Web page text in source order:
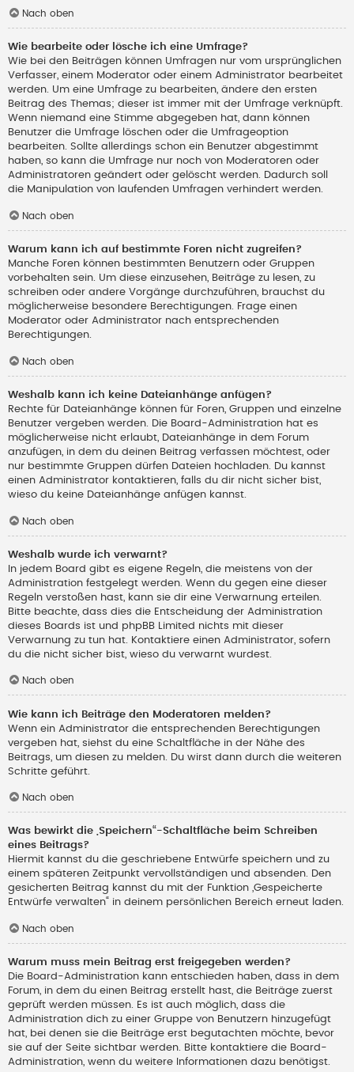
Nach oben
Wie bearbeite oder lösche ich eine Umfrage?
Wie bei den Beiträgen können Umfragen nur vom ursprünglichen
Verfasser, einem Moderator oder einem Administrator bearbeitet
werden. Um eine Umfrage zu bearbeiten, ändere den ersten
Beitrag des Themas; dieser ist immer mit der Umfrage verknüpft.
Wenn niemand eine Stimme abgegeben hat, dann können
Benutzer die Umfrage löschen oder die Umfrageoption
bearbeiten. Sollte allerdings schon ein Benutzer abgestimmt
haben, so kann die Umfrage nur noch von Moderatoren oder
Administratoren geändert oder gelöscht werden. Dadurch soll
die Manipulation von laufenden Umfragen verhindert werden.
Nach oben
Warum kann ich auf bestimmte Foren nicht zugreifen?
Manche Foren können bestimmten Benutzern oder Gruppen
vorbehalten sein. Um diese einzusehen, Beiträge zu lesen, zu
schreiben oder andere Vorgänge durchzuführen, brauchst du
möglicherweise besondere Berechtigungen. Frage einen
Moderator oder Administrator nach entsprechenden
Berechtigungen.
Nach oben
Weshalb kann ich keine Dateianhänge anfügen?
Rechte für Dateianhänge können für Foren, Gruppen und einzelne
Benutzer vergeben werden. Die Board-Administration hat es
möglicherweise nicht erlaubt, Dateianhänge in dem Forum
anzufügen, in dem du deinen Beitrag verfassen möchtest, oder
nur bestimmte Gruppen dürfen Dateien hochladen. Du kannst
einen Administrator kontaktieren, falls du dir nicht sicher bist,
wieso du keine Dateianhänge anfügen kannst.
Nach oben
Weshalb wurde ich verwarnt?
In jedem Board gibt es eigene Regeln, die meistens von der
Administration festgelegt werden. Wenn du gegen eine dieser
Regeln verstoßen hast, kann sie dir eine Verwarnung erteilen.
Bitte beachte, dass dies die Entscheidung der Administration
dieses Boards ist und phpBB Limited nichts mit dieser
Verwarnung zu tun hat. Kontaktiere einen Administrator, sofern
du die nicht sicher bist, wieso du verwarnt wurdest.
Nach oben
Wie kann ich Beiträge den Moderatoren melden?
Wenn ein Administrator die entsprechenden Berechtigungen
vergeben hat, siehst du eine Schaltfläche in der Nähe des
Beitrags, um diesen zu melden. Du wirst dann durch die weiteren
Schritte geführt.
Nach oben
Was bewirkt die „Speichern“-Schaltfläche beim Schreiben
eines Beitrags?
Hiermit kannst du die geschriebene Entwürfe speichern und zu
einem späteren Zeitpunkt vervollständigen und absenden. Den
gesicherten Beitrag kannst du mit der Funktion „Gespeicherte
Entwürfe verwalten“ in deinem persönlichen Bereich erneut laden.
Nach oben
Warum muss mein Beitrag erst freigegeben werden?
Die Board-Administration kann entschieden haben, dass in dem
Forum, in dem du einen Beitrag erstellt hast, die Beiträge zuerst
geprüft werden müssen. Es ist auch möglich, dass die
Administration dich zu einer Gruppe von Benutzern hinzugefügt
hat, bei denen sie die Beiträge erst begutachten möchte, bevor
sie auf der Seite sichtbar werden. Bitte kontaktiere die Board-
Administration, wenn du weitere Informationen dazu benötigst.